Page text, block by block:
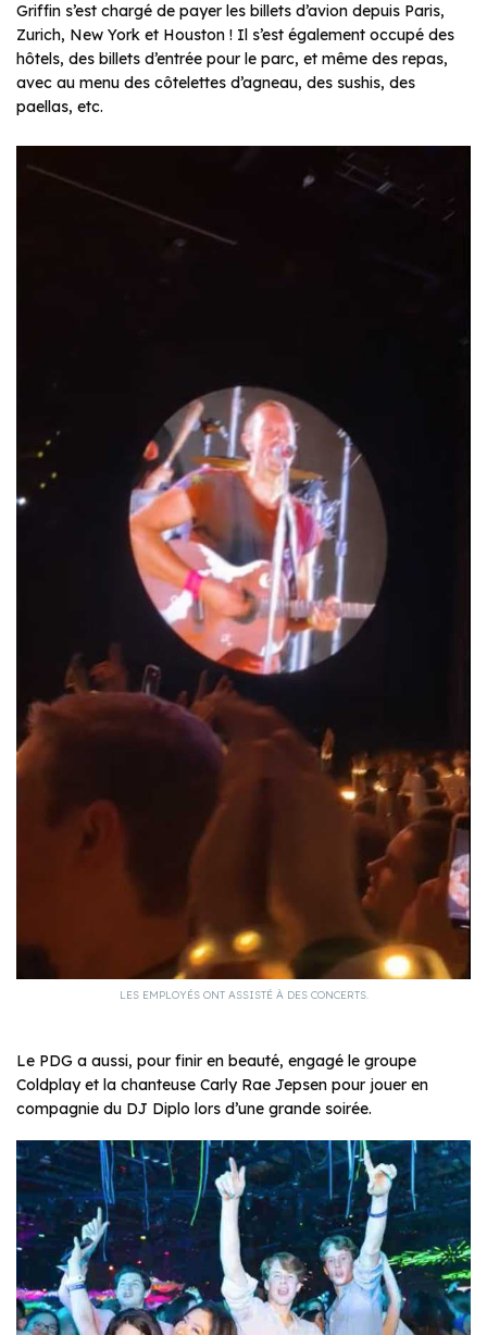
Griffin s’est chargé de payer les billets d’avion depuis Paris,
Zurich, New York et Houston ! Il s’est également occupé des
hôtels, des billets d’entrée pour le parc, et même des repas,
avec au menu des côtelettes d’agneau, des sushis, des
paellas, etc.
LES EMPLOYÉS ONT ASSISTÉ À DES CONCERTS.
Le PDG a aussi, pour finir en beauté, engagé le groupe
Coldplay et la chanteuse Carly Rae Jepsen pour jouer en
compagnie du DJ Diplo lors d’une grande soirée.